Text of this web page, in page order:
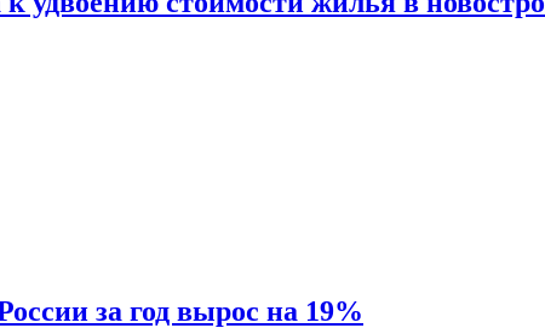
за год вырос на 19%